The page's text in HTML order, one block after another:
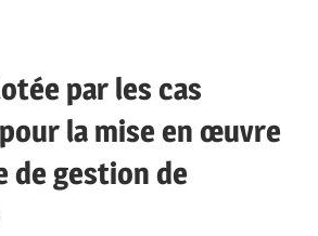
par les cas
la mise en œuvre
de gestion de